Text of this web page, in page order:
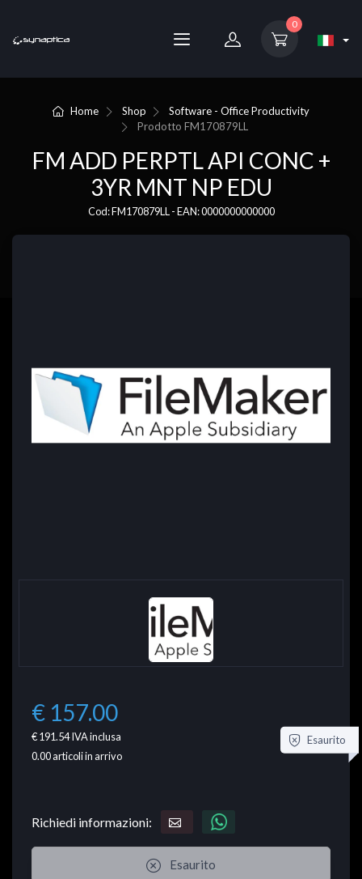
0
Home Shop
Software - Office Productivity
Prodotto FM170879LL
FM ADD PERPTL API CONC +
3YR MNT NP EDU
Cod: FM170879LL - EAN: 0000000000000
€ 157.00
€ 191.54IVA inclusa
0.00articoli in arrivo
Esaurito
Richiedi informazioni:
Esaurito